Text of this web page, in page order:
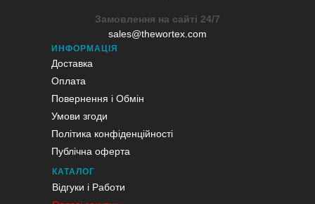
ИНФОРМАЦІЯ
Доставка
Оплата
Повернення і Обмін
Умови згоди
Політика конфіденційності
Публічна оферта
КАТАЛОГ
Відгуки і Работи
Замовлення на сайті 24/7
sales@thewortex.com